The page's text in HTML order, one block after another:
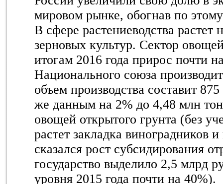
мировом рынке, обогнав по
В сфере растениеводства растет
зерновых культур. Сектор
итогам 2016 года прирос почти
Национального союза
объем производства составит
же данным на 2% до 4,48 млн
овощей открытого грунта (без
растет закладка виноградников
сказался рост субсидирования
государство выделило 2,5 млрд
уровня 2015 года почти на 40%).